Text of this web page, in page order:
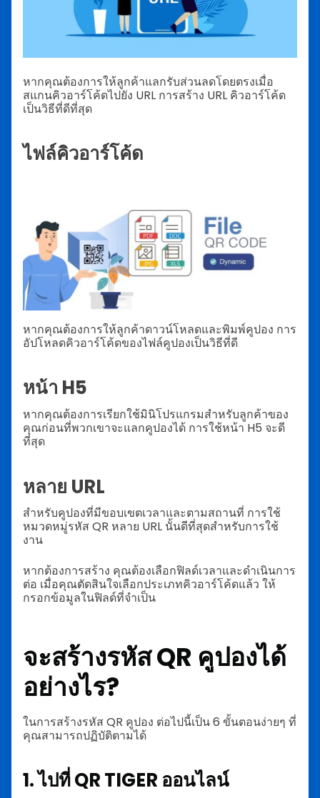
หากคุณต้องการให้ลูกค้าแลกรับส่วนลดโดยตรงเมื่อ
สแกนคิวอาร์โค้ดไปยัง URL การสร้าง URL คิวอาร์โค้ด
เป็นวิธีที่ดีที่สุด
ไฟล์คิวอาร์โค้ด
หากคุณต้องการให้ลูกค้าดาวน์โหลดและพิมพ์คูปอง การ
อัปโหลดคิวอาร์โค้ดของไฟล์คูปองเป็นวิธีที่ดี
หน้า H5
หากคุณต้องการเรียกใช้มินิโปรแกรมสำหรับลูกค้าของ
คุณก่อนที่พวกเขาจะแลกคูปองได้ การใช้หน้า H5 จะดี
ที่สุด
หลาย URL
สำหรับคูปองที่มีขอบเขตเวลาและตามสถานที่ การใช้
หมวดหมู่รหัส QR หลาย URL นั้นดีที่สุดสำหรับการใช้
งาน
หากต้องการสร้าง คุณต้องเลือกฟิลด์เวลาและดำเนินการ
ต่อ เมื่อคุณตัดสินใจเลือกประเภทคิวอาร์โค้ดแล้ว ให้
กรอกข้อมูลในฟิลด์ที่จำเป็น
จะสร้างรหัส QR คูปองได้
อย่างไร?
ในการสร้างรหัส QR คูปอง ต่อไปนี้เป็น 6 ขั้นตอนง่ายๆ ที่
คุณสามารถปฏิบัติตามได้
1. ไปที่ QR TIGER ออนไลน์